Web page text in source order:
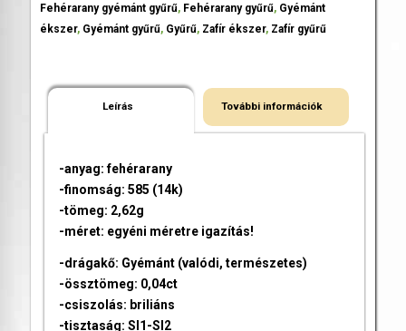
Fehérarany gyémánt gyűrű, Fehérarany gyűrű, Gyémánt
ékszer, Gyémánt gyűrű, Gyűrű, Zafír ékszer, Zafír gyűrű
Leírás További információk
-anyag: fehérarany
-finomság: 585 (14k)
-tömeg: 2,62g
-méret: egyéni méretre igazítás!
-drágakő: Gyémánt (valódi, természetes)
-össztömeg: 0,04ct
-csiszolás: briliáns
-tisztaság: SI1-SI2